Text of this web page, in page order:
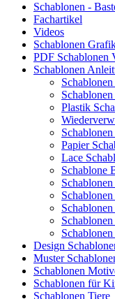
Schablonen -
Fachartikel
Videos
Schablonen
PDF Schablonen
Schablonen
Plastik
Papier
Lace
Schablone
Design
Muster
Schablonen
Schablonen für
Schablonen Tiere